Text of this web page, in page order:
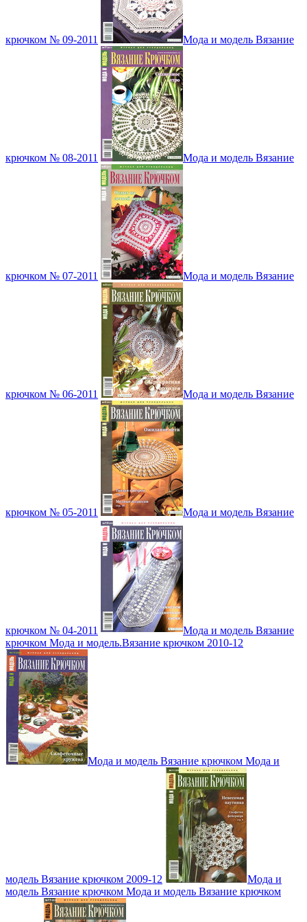
крючком № 09-2011 Мода и модель Вязание
крючком № 08-2011 Мода и модель Вязание
крючком № 07-2011 Мода и модель Вязание
крючком № 06-2011 Мода и модель Вязание
крючком № 05-2011 Мода и модель Вязание
крючком № 04-2011
Мода и модель Вязание
крючком Мода и модель.Вязание крючком 2010-12
Мода и модель Вязание крючком Мода и
модель Вязание крючком 2009-12
Мода и
модель Вязание крючком Мода и модель Вязание крючком